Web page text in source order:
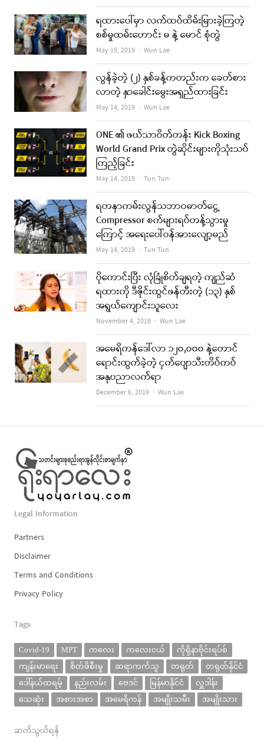
ရထားပေါ်မှာ လက်ထပ်ထိမ်းမြားခဲ့ကြတဲ့
စစ်မှုထမ်းဟောင်း မ နဲ့ မောင် စုံတွဲ
May 15, 2019 Author
Wun Lae
လွန်ခဲ့တဲ့ (၂) နှစ်ခန့်ကတည်းက ခေတ်စား
လာတဲ့ နှာခေါင်းမွေးအရှည်ထားခြင်း
May 14, 2019 Author
Wun Lae
ONE ၏ ဖယ်သာဝိတ်တန်း Kick Boxing
World Grand Prix တွဲဆိုင်းများကိုသုံးသပ်
ကြည့်ခြင်း
May 14, 2019 Author
Tun Tun
ရတနာကမ်းလွန်သဘာဝဓာတ်ငွေ့
Compressor စက်များရပ်တန့်သွားမှု
ကြောင့် အရေးပေါ်ဝန်အားလျော့မည်
May 14, 2019 Author
Tun Tun
ပိုကောင်းပြီး လုံခြုံစိတ်ချရတဲ့ ကျည်ဆံ
ရထားကို ဒီဇိုင်းထွင်ဖန်တီးတဲ့ (၁၃) နှစ်
အရွယ်ကျောင်းသူလေး
November 4, 2019 Author
Wun Lae
အမေရိကန်ဒေါ်လာ ၁၂၀,၀၀၀ နဲ့တောင်
ရောင်းထွက်ခဲ့တဲ့ ငှက်ပျောသီးတိပ်ကပ်
အနုပညာလက်ရာ
December 6, 2019 Author
Wun Lae
Legal Information
Partners
Disclaimer
Terms and Conditions
Privacy Policy
Tags
Covid-19 MPT ကလေး ကလေးငယ်
ကိုရိုနာဗိုင်းရပ်စ်
ကျန်းမာရေး
စိတ်ဖိစီးမှု ဆရာကင်္ကသူ တရုတ်
တရုတ်နိုင်ငံ
ဒေါ်နယ်ထရမ့်
နည်းလမ်း ဗေဒင် မြန်မာနိုင်ငံ
လှူဒါန်း
သေဆုံး
အစားအစာ အမေရိကန် အမျိုးသမီး အမျိုးသား
ဆက်သွယ်ရန်